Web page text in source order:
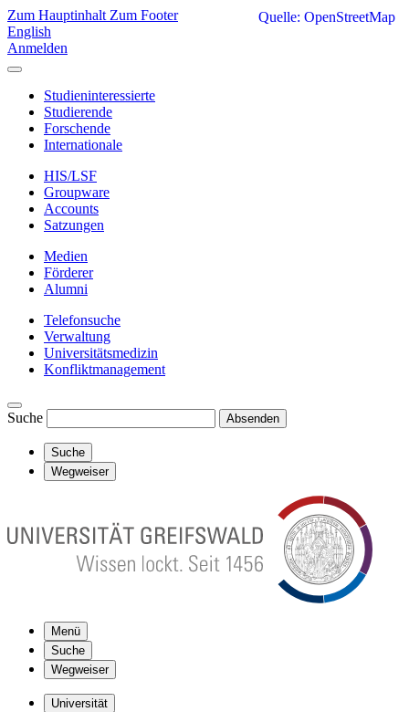
Zum Hauptinhalt Zum Footer
English
Anmelden
Studieninteressierte
Studierende
Forschende
Internationale
HIS/LSF
Groupware
Accounts
Satzungen
Medien
Förderer
Alumni
Telefonsuche
Verwaltung
Universitätsmedizin
Konfliktmanagement
Suche Absenden
Suche
Wegweiser
Menü
Suche
Wegweiser
Universität
Quelle: OpenStreetMap